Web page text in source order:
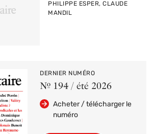
PAR
PHILIPPE ESPER, CLAUDE
MANDIL
DERNIER NUMÉRO
Nº 194 / été 2026
Acheter / télécharger le
numéro